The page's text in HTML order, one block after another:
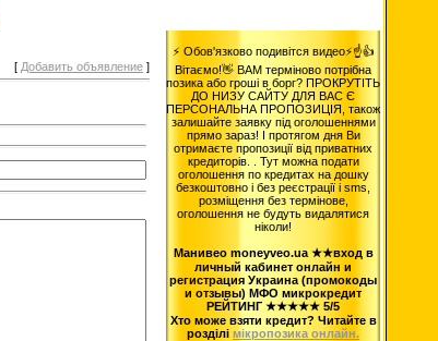
[ Добавить объявление ]
⚡ Обов'язково подивітся видео⚡☝️👍
Вітаємо!👋 ВАМ терміново потрібна
позика або гроші в борг? ПРОКРУТІТЬ
ДО НИЗУ САЙТУ ДЛЯ ВАС Є
ПЕРСОНАЛЬНА ПРОПОЗИЦІЯ, також
залишайте заявку під оголошеннями
прямо зараз! І протягом дня Ви
отримаєте пропозиції від приватних
кредиторів. . Тут можна подати
оголошення по кредитах на дошку
безкоштовно і без реєстрації і sms,
розміщення без термінове,
оголошення не будуть видалятися
ніколи!
Манивео moneyveo.ua ★★вход в
личный кабинет онлайн и
регистрация Украина (промокоды
и отзывы) МФО микрокредит
РЕЙТИНГ ★★★★★ 5/5
Хто може взяти кредит? Читайте в
розділі мікропозика онлайн.